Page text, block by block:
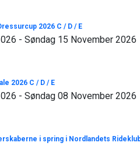
2026 C / D / E
- Søndag 15 November 2026
2026 C / D / E
- Søndag 08 November 2026
i spring i Nordlandets